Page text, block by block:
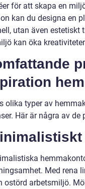
för att skapa en
kan du designa en
utan även estetiskt
kan öka
olika typer av
Här är några av de
Med rena
ostörd arbetsmiljö.